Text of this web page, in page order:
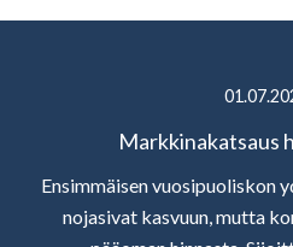
Markkinakatsaus
Ensimmäisen vuosipuoliskon
nojasivat kasvuun, mutta